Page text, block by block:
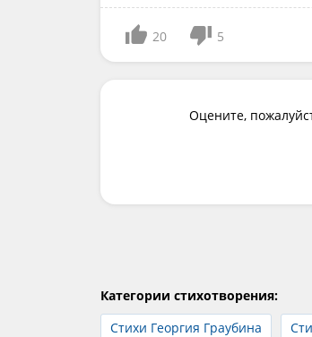
20 5
Оцените,
Категории стихотворения:
Стихи Георгия Граубина